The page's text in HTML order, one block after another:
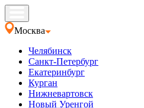
Москва
Челябинск
Санкт-Петербург
Екатеринбург
Курган
Нижневартовск
Новый Уренгой